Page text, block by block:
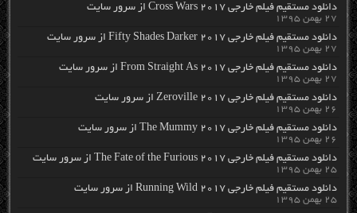
دانلود مستقیم فیلم خارجی Cross Wars 2017 از سرور سایت
۲۷ بهمن ۱۳۹۵
دانلود مستقیم فیلم خارجی Fifty Shades Darker 2017 از سرور سایت
۲۷ بهمن ۱۳۹۵
دانلود مستقیم فیلم خارجی From Straight As 2017 از سرور سایت
۲۷ بهمن ۱۳۹۵
دانلود مستقیم فیلم خارجی Zeroville 2017 از سرور سایت
۲۶ بهمن ۱۳۹۵
دانلود مستقیم فیلم خارجی The Mummy 2017 از سرور سایت
۲۶ بهمن ۱۳۹۵
دانلود مستقیم فیلم خارجی The Fate of the Furious 2017 از سرور سایت
۲۵ بهمن ۱۳۹۵
دانلود مستقیم فیلم خارجی Running Wild 2017 از سرور سایت
۲۵ بهمن ۱۳۹۵